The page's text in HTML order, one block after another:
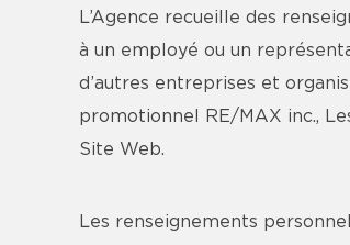
L’Agence recueille des
à un employé ou un
d’autres entreprises et
promotionnel RE/MAX inc.,
Site Web.
Les renseignements